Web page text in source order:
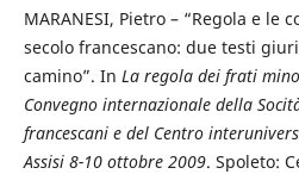
MARANESI, Pietro – “Regola e le
secolo francescano: due testi
camino”. In La regola dei frati
Convegno internazionale della
francescani e del Centro
Assisi 8-10 ottobre 2009. Spoleto: